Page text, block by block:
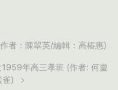
者：陳翠英/編輯：高椿惠)
年高三孝班 (作者: 何慶
雀)